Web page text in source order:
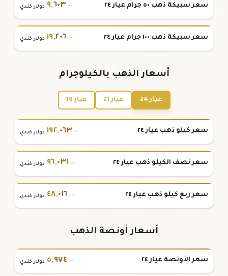
سعر سبيكة ذهب ٥٠ جرام عيار ٢٤ ٩,٦٠٣.٠٠ دولار كندي
سعر سبيكة ذهب ١٠٠ جرام عيار ٢٤ ١٩,٢٠٦.٠٠ دولار كندي
أسعار الذهب بالكيلوجرام
عيار 24 عيار 21 عيار 18
سعر كيلو ذهب عيار ٢٤ ١٩٢,٠٦٣.٠٠ دولار كندي
سعر نصف الكيلو ذهب عيار ٢٤ ٩٦,٠٣١.٠٠ دولار كندي
سعر ربع كيلو ذهب عيار ٢٤ ٤٨,٠١٦.٠٠ دولار كندي
أسعار أونصة الذهب
سعر الأونصة عيار ٢٤ ٥,٩٧٤.٠٠ دولار كندي